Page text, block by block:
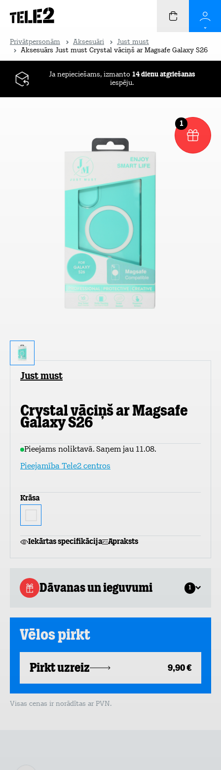
Privātpersonām Aksesuāri
Just must
Aksesuārs Just must Crystal vāciņš ar Magsafe Galaxy S26
Ja nepieciešams, izmanto 14 dienu atgriešanas
iespēju.
1
Just must
Crystal vāciņš ar Magsafe
Galaxy S26
Pieejams noliktavā. Saņem jau 11.08.
Pieejamība Tele2 centros
Krāsa
Iekārtas specifikācija Apraksts
Dāvanas un ieguvumi 1
Vēlos pirkt
Pirkt uzreiz 9,90 €
Visas cenas ir norādītas ar PVN.